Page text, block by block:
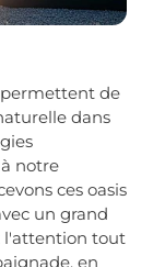
de
dans
notre
ces oasis
un grand
l'attention tout
en